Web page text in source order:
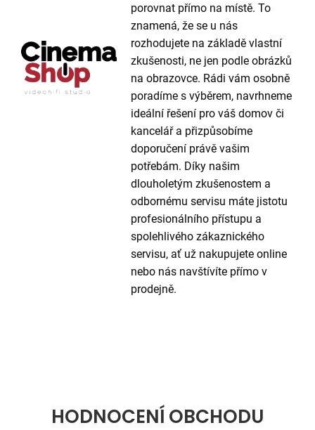
porovnat přímo na místě. To
znamená, že se u nás
rozhodujete na základě vlastní
zkušenosti, ne jen podle obrázků
na obrazovce. Rádi vám osobně
poradíme s výběrem, navrhneme
ideální řešení pro váš domov či
kancelář a přizpůsobíme
doporučení právě vašim
potřebám. Díky našim
dlouholetým zkušenostem a
odbornému servisu máte jistotu
profesionálního přístupu a
spolehlivého zákaznického
servisu, ať už nakupujete online
nebo nás navštívíte přímo v
prodejně.
HODNOCENÍ OBCHODU